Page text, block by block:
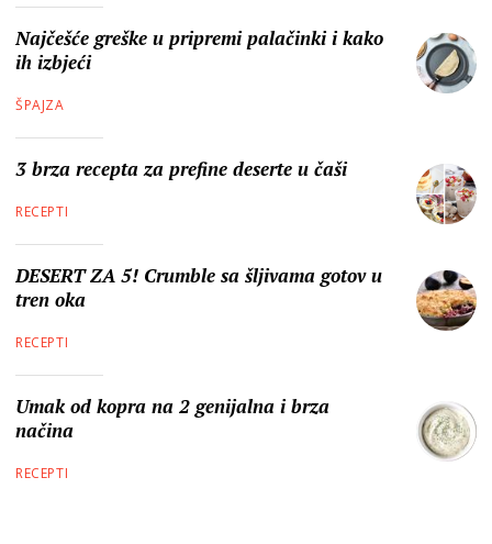
Najčešće greške u pripremi palačinki i kako
ih izbjeći
ŠPAJZA
3 brza recepta za prefine deserte u čaši
RECEPTI
DESERT ZA 5! Crumble sa šljivama gotov u
tren oka
RECEPTI
Umak od kopra na 2 genijalna i brza
načina
RECEPTI